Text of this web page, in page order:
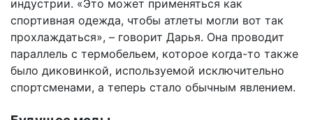
индустрии. «Это может применяться как
спортивная одежда, чтобы атлеты могли вот так
прохлаждаться», – говорит Дарья. Она проводит
параллель с термобельем, которое когда-то также
было диковинкой, используемой исключительно
спортсменами, а теперь стало обычным явлением.